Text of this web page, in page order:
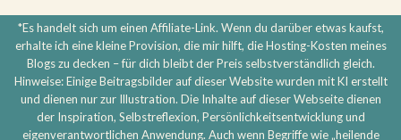
*Es handelt sich um einen Affiliate-Link. Wenn du darüber etwas kaufst,
erhalte ich eine kleine Provision, die mir hilft, die Hosting-Kosten meines
Blogs zu decken – für dich bleibt der Preis selbstverständlich gleich.
Hinweise: Einige Beitragsbilder auf dieser Website wurden mit KI erstellt
und dienen nur zur Illustration. Die Inhalte auf dieser Webseite dienen
der Inspiration, Selbstreflexion, Persönlichkeitsentwicklung und
eigenverantwortlichen Anwendung. Auch wenn Begriffe wie „heilende